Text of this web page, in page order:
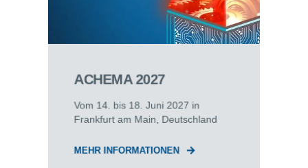
ACHEMA 2027
Vom 14. bis 18. Juni 2027 in
Frankfurt am Main, Deutschland
MEHR INFORMATIONEN